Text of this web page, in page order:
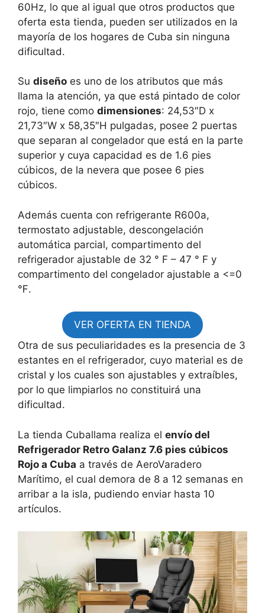
60Hz, lo que al igual que otros productos que
oferta esta tienda, pueden ser utilizados en la
mayoría de los hogares de Cuba sin ninguna
dificultad.
Su diseño es uno de los atributos que más
llama la atención, ya que está pintado de color
rojo, tiene como dimensiones: 24,53″D x
21,73″W x 58,35″H pulgadas, posee 2 puertas
que separan al congelador que está en la parte
superior y cuya capacidad es de 1.6 pies
cúbicos, de la nevera que posee 6 pies
cúbicos.
Además cuenta con refrigerante R600a,
termostato adjustable, descongelación
automática parcial, compartimento del
refrigerador ajustable de 32 ° F – 47 ° F y
compartimento del congelador ajustable a <=0
℉.
VER OFERTA EN TIENDA
Otra de sus peculiaridades es la presencia de 3
estantes en el refrigerador, cuyo material es de
cristal y los cuales son ajustables y extraíbles,
por lo que limpiarlos no constituirá una
dificultad.
La tienda Cuballama realiza el envío del
Refrigerador Retro Galanz 7.6 pies cúbicos
Rojo a Cuba a través de AeroVaradero
Marítimo, el cual demora de 8 a 12 semanas en
arribar a la isla, pudiendo enviar hasta 10
artículos.